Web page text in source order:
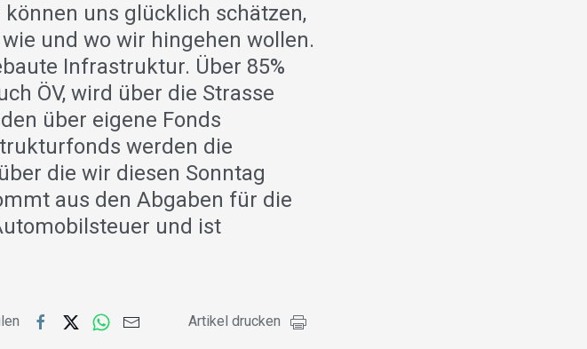
uns glücklich schätzen,
und wo wir hingehen wollen.
Infrastruktur. Über 85%
ÖV, wird über die Strasse
über eigene Fonds
werden die
die wir diesen Sonntag
aus den Abgaben für die
und ist
Artikel drucken